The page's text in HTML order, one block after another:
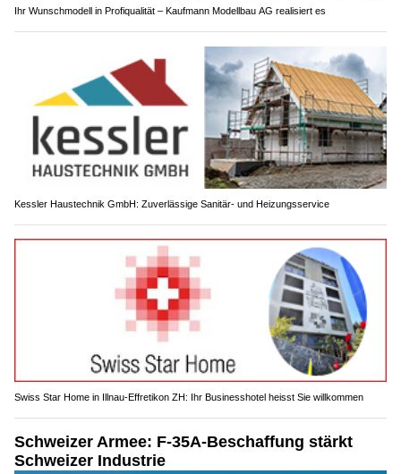
Ihr Wunschmodell in Profiqualität – Kaufmann Modellbau AG realisiert es
Kessler Haustechnik GmbH: Zuverlässige Sanitär- und Heizungsservice
Swiss Star Home in Illnau-Effretikon ZH: Ihr Businesshotel heisst Sie willkommen
Schweizer Armee: F-35A-Beschaffung stärkt
Schweizer Industrie